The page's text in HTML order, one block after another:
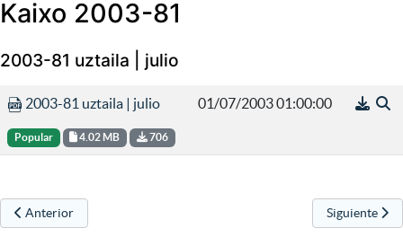
Kaixo 2003-81
2003-81 uztaila | julio
2003-81 uztaila | julio
Popular 4.02 MB 706
01/07/2003 01:00:00
Artículo anterior: Kaixo 2004-82
Anterior Artículo
Siguiente